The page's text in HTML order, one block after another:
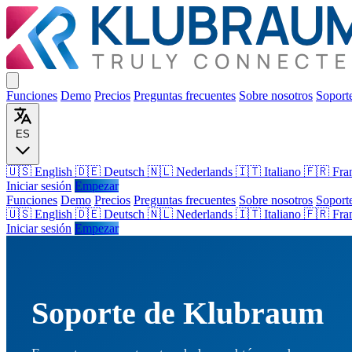
Funciones Demo Precios Preguntas frecuentes Sobre nosotros
ES
🇺🇸 English 🇩🇪 Deutsch 🇳🇱 Nederlands 🇮🇹 Italiano 🇫🇷
Iniciar sesión Empezar
Funciones Demo Precios Preguntas frecuentes Sobre nosotros
🇺🇸 English 🇩🇪 Deutsch 🇳🇱 Nederlands 🇮🇹 Italiano 🇫🇷
Iniciar sesión Empezar
Soporte de Klubraum